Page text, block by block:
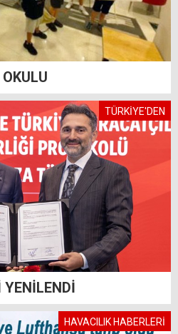
TÜRKİYE'DEN
HAVACILIK HABERLERİ